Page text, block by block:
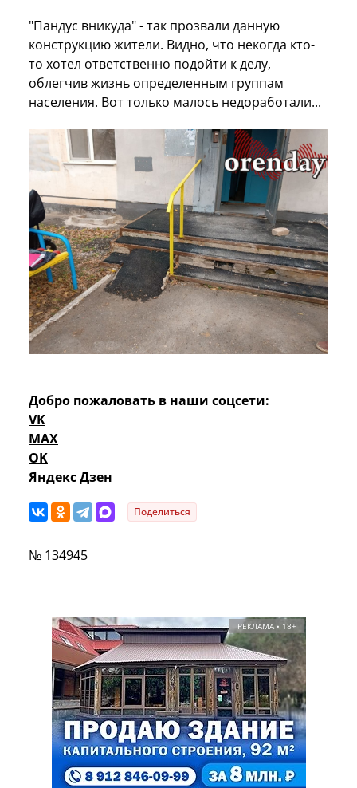
"Пандус вникуда" - так прозвали данную
конструкцию жители. Видно, что некогда кто-
то хотел ответственно подойти к делу,
облегчив жизнь определенным группам
населения. Вот только малось недоработали...
Добро пожаловать в наши соцсети:
VK
MAX
OK
Яндекс Дзен
Поделиться
№ 134945
РЕКЛАМА • 18+